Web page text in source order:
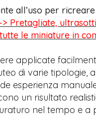
all’uso per
Pretagliate,
le miniature in
applicate
di varie tipologie,
esperienza
un risultato
nel tempo e a